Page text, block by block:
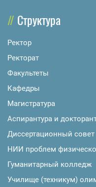
Структура
Ректор
Ректорат
Факультеты
Кафедры
Магистратура
Аспирантура и
Диссертационный совет
НИИ проблем
Гуманитарный колледж
Училище (техникум)